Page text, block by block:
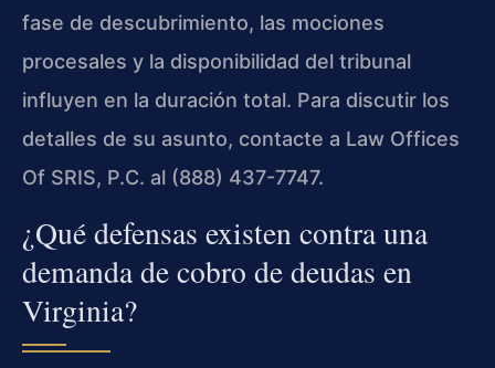
fase de descubrimiento, las mociones
procesales y la disponibilidad del tribunal
influyen en la duración total. Para discutir los
detalles de su asunto, contacte a Law Offices
Of SRIS, P.C. al (888) 437-7747.
¿Qué defensas existen contra una
demanda de cobro de deudas en
Virginia?